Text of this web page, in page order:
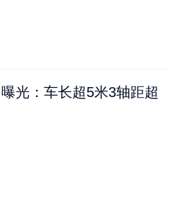
光：车长超5米3轴距超